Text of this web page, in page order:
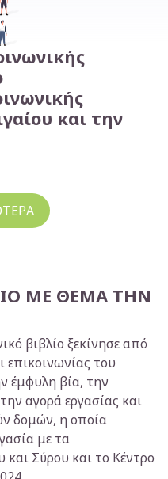
Ηλικιωμένων
Ψυχικής Υγείας
Εξαρτήσεων
και την
ΜΕ ΘΕΜΑ ΤΗΝ
βιβλίο ξεκίνησε από
του
έμφυλη βία, την
αγορά εργασίας και
δομών, η οποία
με τα
Σύρου και το Κέντρο